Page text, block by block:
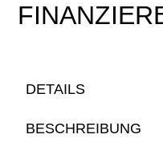
DETAILS
BESCHREIBUNG